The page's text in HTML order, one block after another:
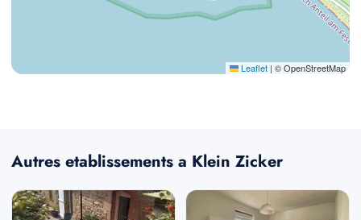
Leaflet | © OpenStreetMap
Autres etablissements a Klein Zicker